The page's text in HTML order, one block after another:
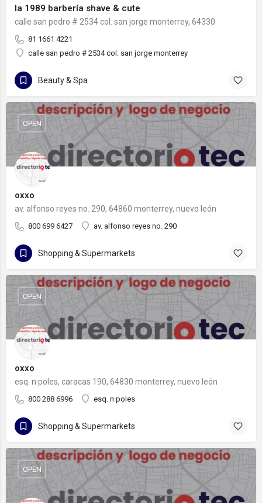
la 1989 barbería shave & cute
calle san pedro # 2534 col. san jorge monterrey, 64330
81 1661 4221
calle san pedro # 2534 col. san jorge monterrey
Beauty & Spa
oxxo
av. alfonso reyes no. 290, 64860 monterrey, nuevo león
800 699 6427 av. alfonso reyes no. 290
OPEN
Shopping & Supermarkets
oxxo
esq. n·poles, caracas 190, 64830 monterrey, nuevo león
800 288 6996 esq. n·poles
OPEN
Shopping & Supermarkets
OPEN